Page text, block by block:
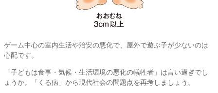
ゲーム中心の室内生活や治安の悪化で、屋外で遊ぶ子が少ないのは
心配です。
「子どもは食事・気候・生活環境の悪化の犠牲者」は言い過ぎでし
ょうか。「くる病」から現代社会の問題点を再考しましょう。